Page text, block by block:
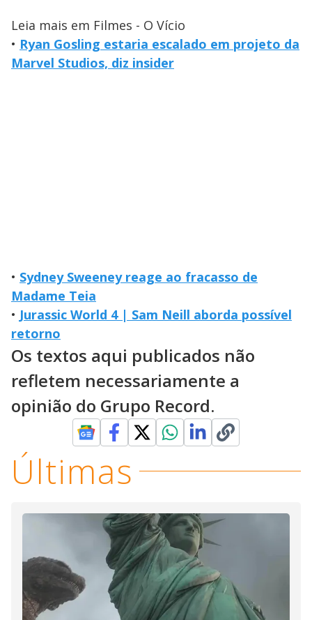
Leia mais em Filmes - O Vício
• Ryan Gosling estaria escalado em projeto da
Marvel Studios, diz insider
• Sydney Sweeney reage ao fracasso de
Madame Teia
• Jurassic World 4 | Sam Neill aborda possível
retorno
Os textos aqui publicados não
refletem necessariamente a
opinião do Grupo Record.
Últimas